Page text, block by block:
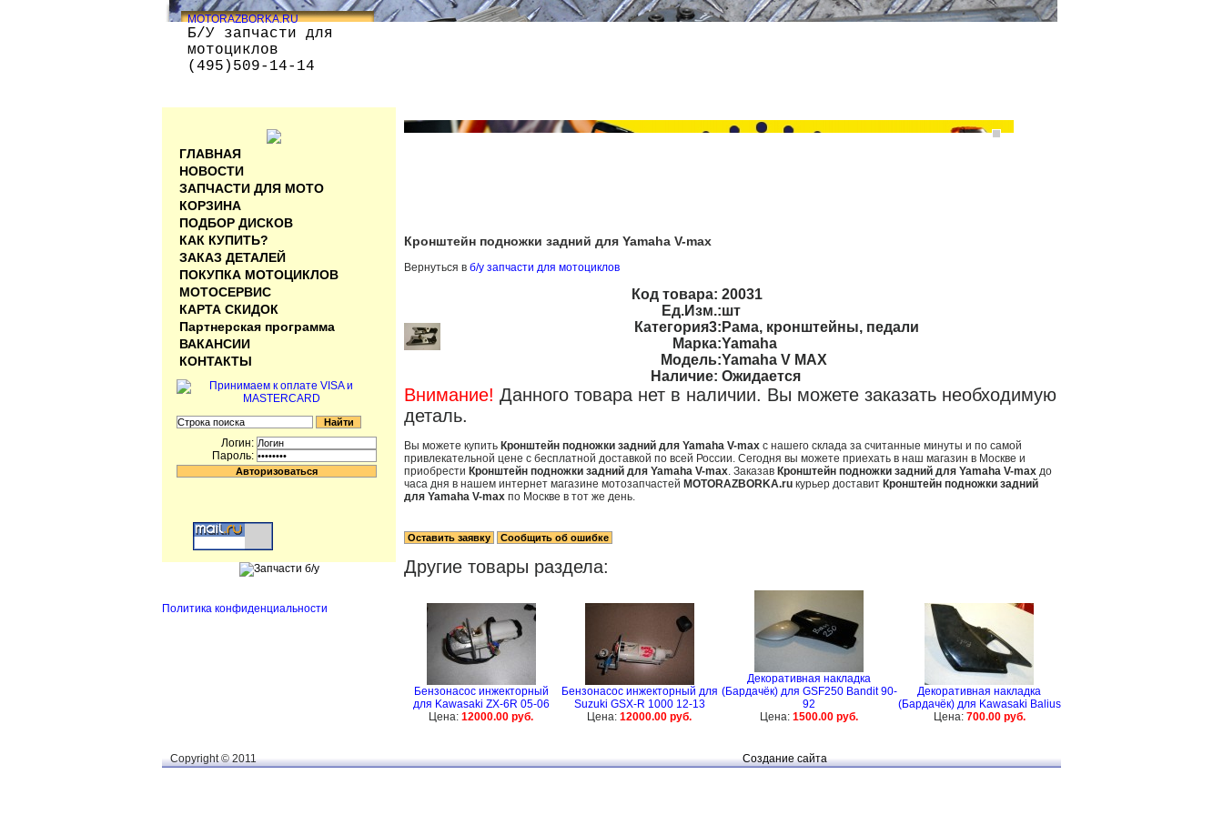
MOTORAZBORKA.RU
Б/У запчасти для
мотоциклов
(495)509-14-14
Кронштейн подножки задний для Yamaha V-max
Вернуться в б/у запчасти для мотоциклов
Код товара: 20031
Ед.Изм.:шт
Категория3: Рама, кронштейны, педали
Марка:Yamaha
Модель:Yamaha V MAX
Наличие: Ожидается
Внимание! Данного товара нет в наличии. Вы можете заказать необходимую
деталь.
Вы можете купить Кронштейн подножки задний для Yamaha V-max с нашего склада за считанные минуты и по самой
привлекательной цене с бесплатной доставкой по всей России. Сегодня вы можете приехать в наш магазин в Москве и
приобрести Кронштейн подножки задний для Yamaha V-max. Заказав Кронштейн подножки задний для Yamaha V-max до
часа дня в нашем интернет магазине мотозапчастей MOTORAZBORKA.ru курьер доставит Кронштейн подножки задний
для Yamaha V-max по Москве в тот же день.
Другие товары раздела:
Бензонасос инжекторный
для Kawasaki ZX-6R 05-06
Цена: 12000.00 руб.
Бензонасос инжекторный для
Suzuki GSX-R 1000 12-13
Цена: 12000.00 руб.
Декоративная накладка
(Бардачёк) для GSF250 Bandit 90-
92
Цена: 1500.00 руб.
Декоративная накладка
(Бардачёк) для Kawasaki Balius
Цена: 700.00 руб.
ГЛАВНАЯ
НОВОСТИ
ЗАПЧАСТИ ДЛЯ МОТО
КОРЗИНА
ПОДБОР ДИСКОВ
КАК КУПИТЬ?
ЗАКАЗ ДЕТАЛЕЙ
ПОКУПКА МОТОЦИКЛОВ
МОТОСЕРВИС
КАРТА СКИДОК
Партнерская программа
ВАКАНСИИ
КОНТАКТЫ
Логин:
Пароль:
Политика конфиденциальности
Создание сайта
Сopyright © 2011